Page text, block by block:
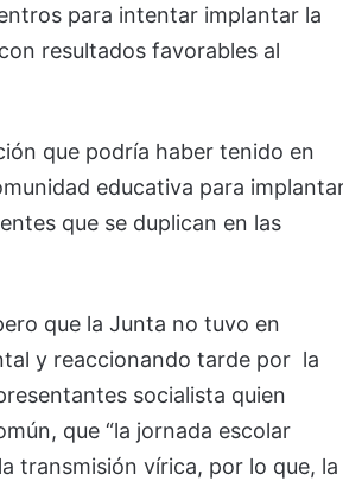
para intentar implantar la
resultados favorables al
que podría haber tenido en
educativa para
que se duplican en las
que la Junta no tuvo en
y reaccionando tarde por la
socialista quien
que “la jornada escolar
transmisión vírica, por lo que, la